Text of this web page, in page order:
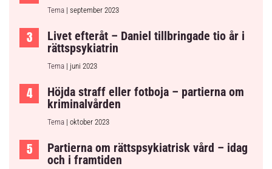
Tema | september 2023
Livet efteråt – Daniel tillbringade tio år i
rättspsykiatrin
Tema | juni 2023
Höjda straff eller fotboja – partierna om
kriminalvården
Tema | oktober 2023
Partierna om rättspsykiatrisk vård – idag
och i framtiden